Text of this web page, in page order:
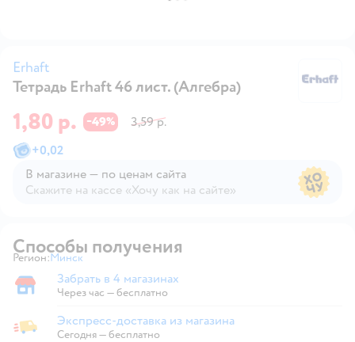
Erhaft
Тетрадь Erhaft 46 лист. (Алгебра)
1,80 р. −49%
3,59 р.
+0,02
В магазине — по ценам сайта
Скажите на кассе «Хочу как на сайте»
Способы получения
Регион: Выбор адреса доставки.
Минск
Забрать в магазине
Забрать в 4 магазинах
Через час — бесплатно
Экспресс-доставка из магазина
Экспресс-доставка из магазина
Сегодня—бесплатно